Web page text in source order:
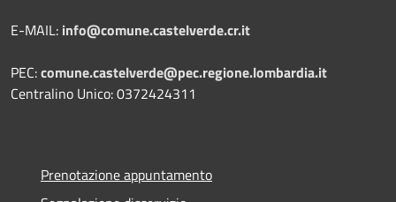
E-MAIL: info@comune.castelverde.cr.it
PEC:comune.castelverde@pec.regione.lombardia.it
Centralino Unico: 0372424311
Prenotazione appuntamento